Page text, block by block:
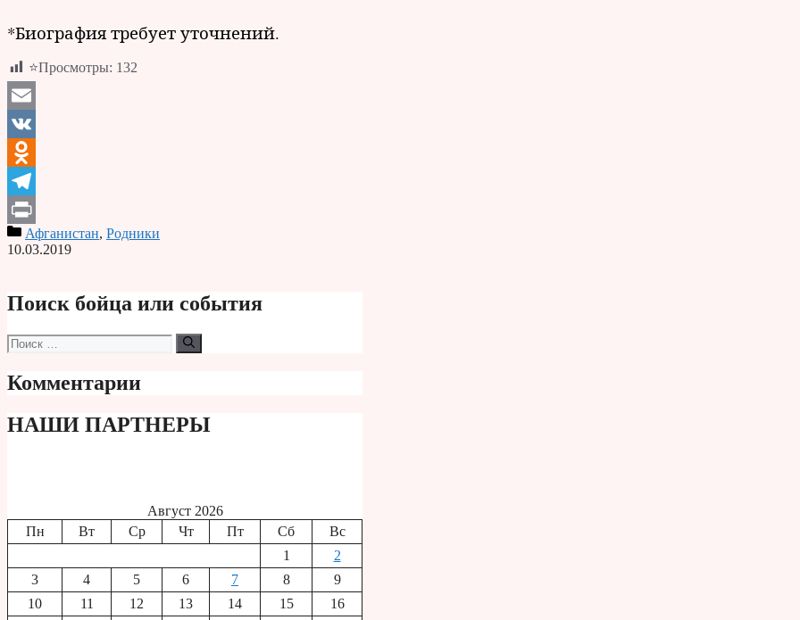
*Биография требует уточнений.
⭐Просмотры: 132
Email
VK
Odnoklassniki
Telegram
PrintАфганистан, Родники
10.03.2019
Поиск бойца или события
Поиск:
Комментарии
НАШИ ПАРТНЕРЫ
Август 2026
Пн
Вт Ср Чт Пт Сб
Вс
1
2
3
4 5 6 7 8
9
10
11 12 13 14 15 16